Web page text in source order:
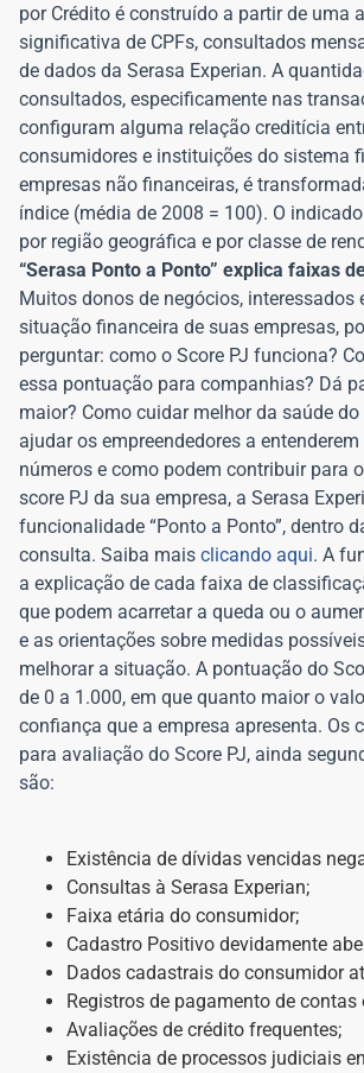
por Crédito é construído a partir de uma
significativa de CPFs, consultados
de dados da Serasa Experian. A
consultados, especificamente nas
configuram alguma relação creditícia
consumidores e instituições do sistema
empresas não financeiras, é
índice (média de 2008 = 100). O
por região geográfica e por classe de
“Serasa Ponto a Ponto” explica faixas
Muitos donos de negócios, interessados
situação financeira de suas empresas,
perguntar: como o Score PJ funciona?
essa pontuação para companhias? Dá
maior? Como cuidar melhor da saúde do
ajudar os empreendedores a
números e como podem contribuir para
score PJ da sua empresa, a Serasa
funcionalidade “Ponto a Ponto”, dentro
consulta. Saiba mais clicando aqui. A
a explicação de cada faixa de
que podem acarretar a queda ou o
e as orientações sobre medidas
melhorar a situação. A pontuação do
de 0 a 1.000, em que quanto maior o
confiança que a empresa apresenta. Os
para avaliação do Score PJ, ainda
são:
Existência de dívidas vencidas
Consultas à Serasa Experian;
Faixa etária do consumidor;
Cadastro Positivo devidamente
Dados cadastrais do consumidor
Registros de pagamento de contas
Avaliações de crédito frequentes;
Existência de processos judiciais